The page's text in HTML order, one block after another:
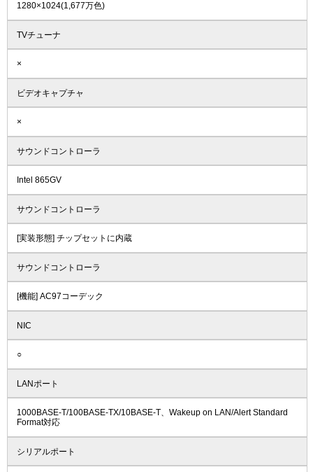
1280×1024(1,677万色)
TVチューナ
×
ビデオキャプチャ
×
サウンドコントローラ
Intel 865GV
サウンドコントローラ
[実装形態] チップセットに内蔵
サウンドコントローラ
[機能] AC97コーデック
NIC
○
LANポート
1000BASE-T/100BASE-TX/10BASE-T、Wakeup on LAN/Alert Standard
Format対応
シリアルポート